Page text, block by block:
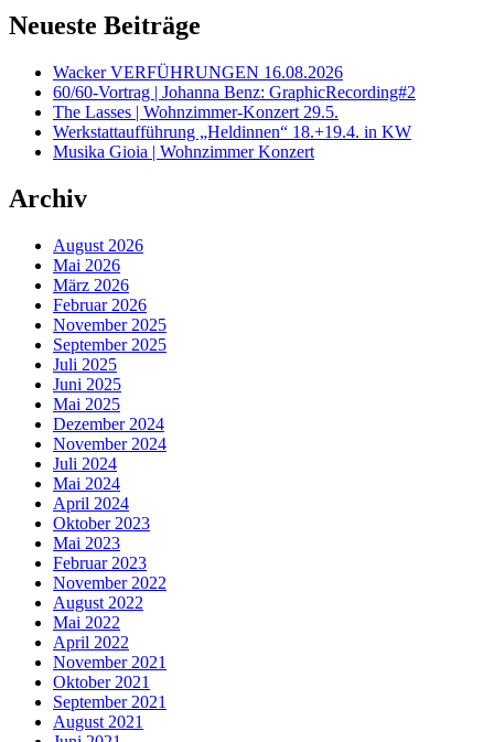
Neueste Beiträge
Wacker VERFÜHRUNGEN 16.08.2026
60/60-Vortrag | Johanna Benz: GraphicRecording#2
The Lasses | Wohnzimmer-Konzert 29.5.
Werkstattaufführung „Heldinnen“ 18.+19.4. in KW
Musika Gioia | Wohnzimmer Konzert
Archiv
August 2026
Mai 2026
März 2026
Februar 2026
November 2025
September 2025
Juli 2025
Juni 2025
Mai 2025
Dezember 2024
November 2024
Juli 2024
Mai 2024
April 2024
Oktober 2023
Mai 2023
Februar 2023
November 2022
August 2022
Mai 2022
April 2022
November 2021
Oktober 2021
September 2021
August 2021